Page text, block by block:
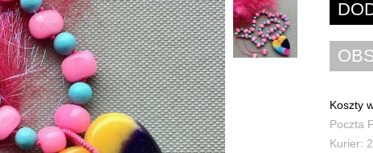
Koszty
Poczta
Kurier: